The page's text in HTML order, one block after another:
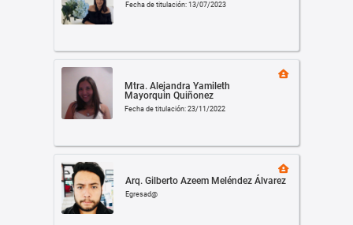
Fecha de titulación: 13/07/2023
Mtra. Alejandra Yamileth
Mayorquin Quiñonez
Fecha de titulación: 23/11/2022
Arq. Gilberto Azeem Meléndez Álvarez
Egresad@